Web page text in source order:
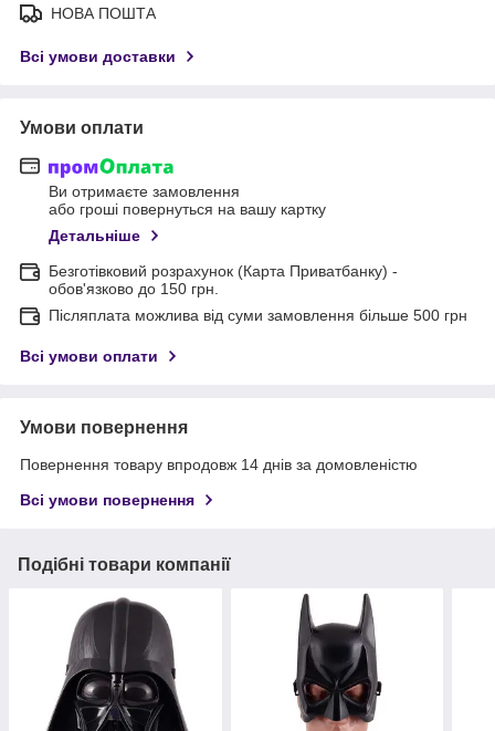
НОВА ПОШТА
Всі умови доставки
Умови оплати
Ви отримаєте замовлення
або гроші повернуться на вашу картку
Детальніше
Безготівковий розрахунок (Карта Приватбанку) -
обов'язково до 150 грн.
Післяплата можлива від суми замовлення більше 500 грн
Всі умови оплати
Умови повернення
Повернення товару впродовж 14 днів за домовленістю
Всі умови повернення
Подібні товари компанії